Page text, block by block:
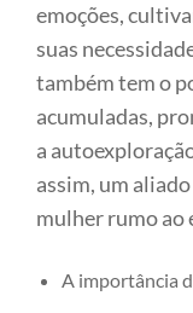
emoções,
suas
também tem o
acumuladas,
a
assim, um
mulher rumo ao
A importância